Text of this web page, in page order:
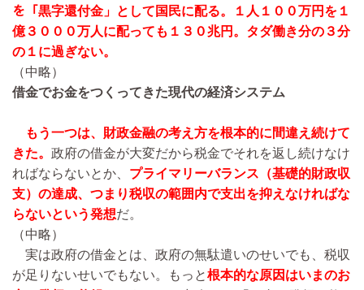
を「黒字還付金」として国民に配る。１人１００万円を１
億３０００万人に配っても１３０兆円。タダ働き分の３分
の１に過ぎない。
（中略）
借金でお金をつくってきた現代の経済システム
もう一つは、財政金融の考え方を根本的に間違え続けて
きた。 政府の借金が大変だから税金でそれを返し続けなけ
ればならないとか、 プライマリーバランス（基礎的財政収
支）の達成、つまり税収の範囲内で支出を抑えなければな
らないという発想だ。
（中略）
実は政府の借金とは、政府の無駄遣いのせいでも、税収
が足りないせいでもない。もっと根本的な原因はいまのお